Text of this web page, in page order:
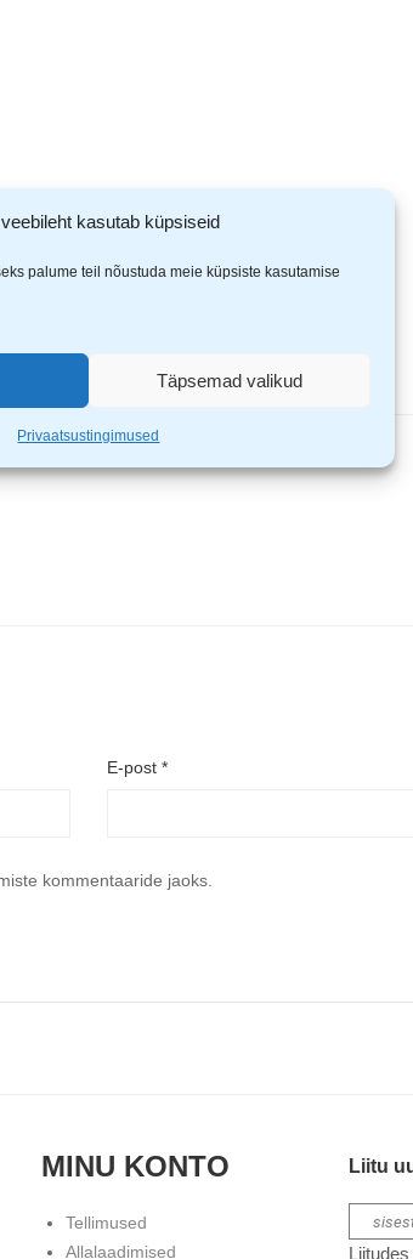
kasutab küpsiseid
palume teil nõustuda meie küpsiste kasutamise
Täpsemad valikud
Privaatsustingimused
2500 tk”
E-post *
kommentaaride jaoks.
MINU KONTO
Tellimused
Allalaadimised
Liitu